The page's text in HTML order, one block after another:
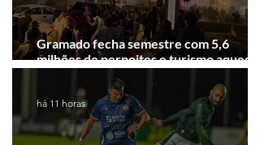
Gramado fecha semestre com 5,6
milhões de pernoites e turismo
Junho desponta!
há 11 horas